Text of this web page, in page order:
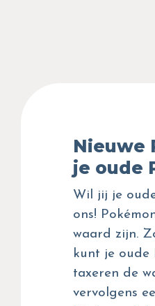
Nieuwe
je oude
Wil jij je
ons!
waard zijn.
kunt je oude
taxeren de
vervolgens